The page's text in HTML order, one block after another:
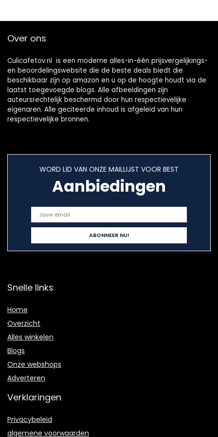
gebruiken Keuken
Over ons
Culicafetov.nl is een moderne alles-in-één prijsvergelijkings-
en beoordelingswebsite die de beste deals biedt die
beschikbaar zijn op amazon en u op de hoogte houdt via de
laatst toegevoegde blogs. Alle afbeeldingen zijn
auteursrechtelijk beschermd door hun respectievelijke
eigenaren. Alle geciteerde inhoud is afgeleid van hun
respectievelijke bronnen.
WORD LID VAN ONZE MAILLIJST VOOR BEST
Aanbiedingen
Snelle links
Home
Overzicht
Alles winkelen
Blogs
Onze webshops
Adverteren
Verklaringen
Privacybeleid
algemene voorwaarden